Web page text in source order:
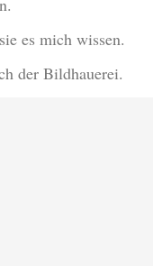
es mich wissen.
der Bildhauerei.